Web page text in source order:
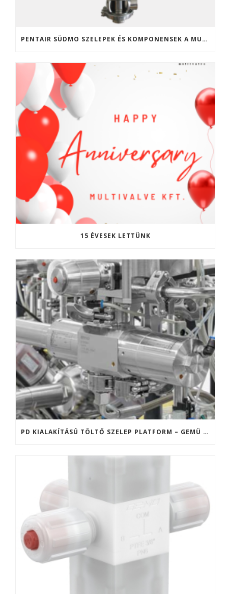
PENTAIR SÜDMO SZELEPEK ÉS KOMPONENSEK A MULTIVALVE KFT. KÍNÁLATÁBAN
15 ÉVESEK LETTÜNK
PD KIALAKÍTÁSÚ TÖLTŐ SZELEP PLATFORM – GEMÜ F40 ÉS F60